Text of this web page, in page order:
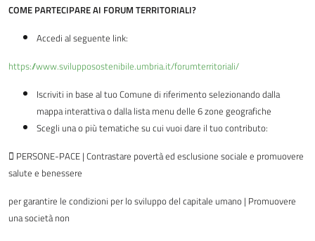
COME PARTECIPARE AI FORUM TERRITORIALI?
Accedi al seguente link:
https://www.svilupposostenibile.umbria.it/forumterritoriali/
Iscriviti in base al tuo Comune di riferimento selezionando dalla
mappa interattiva o dalla lista menu delle 6 zone geografiche
Scegli una o più tematiche su cui vuoi dare il tuo contributo:
 PERSONE-PACE | Contrastare povertà ed esclusione sociale e promuovere
salute e benessere
per garantire le condizioni per lo sviluppo del capitale umano | Promuovere
una società non